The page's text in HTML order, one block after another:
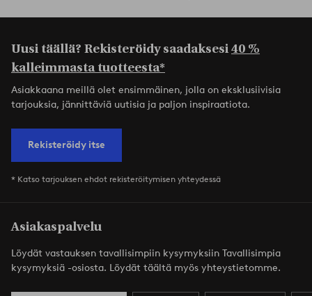
Uusi täällä? Rekisteröidy saadaksesi40 %
kalleimmasta tuotteesta*
Asiakkaana meillä olet ensimmäinen, jolla on eksklusiivisia
tarjouksia, jännittäviä uutisia ja paljon inspiraatiota.
Rekisteröidy itse
* Katso tarjouksen ehdot rekisteröitymisen yhteydessä
Asiakaspalvelu
Löydät vastauksen tavallisimpiin kysymyksiin Tavallisimpia
kysymyksiä -osiosta. Löydät täältä myös yhteystietomme.